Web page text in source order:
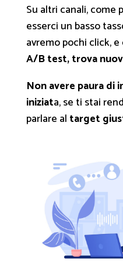
Su altri canali, come
esserci un basso
avremo pochi click, e
A/B test, trova
Non avere paura di
iniziata, se ti stai
parlare al target